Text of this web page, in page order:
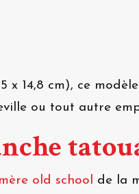
x 14,8 cm), ce
ou tout autre
old school de la